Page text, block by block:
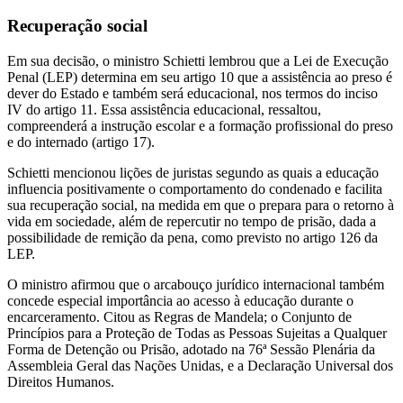
Recuperação ​​social
Em sua decisão, o ministro Schietti lembrou que a Lei de Execução
Penal (LEP) determina em seu artigo 10 que a assistência ao preso é
dever do Estado e também será educacional, nos termos do inciso
IV do artigo 11. Essa assistência educacional, ressaltou,
compreenderá a instrução escolar e a formação profissional do preso
e do internado (artigo 17).
Schietti mencionou lições de juristas segundo as quais a educação
influencia positivamente o comportamento do condenado e facilita
sua recuperação social, na medida em que o prepara para o retorno à
vida em sociedade, além de repercutir no tempo de prisão, dada a
possibilidade de remição da pena, como previsto no artigo 126 da
LEP.
O ministro afirmou que o arcabouço jurídico internacional também
concede especial importância ao acesso à educação durante o
encarceramento. Citou as Regras de Mandela; o Conjunto de
Princípios para a Proteção de Todas as Pessoas Sujeitas a Qualquer
Forma de Detenção ou Prisão, adotado na 76ª Sessão Plenária da
Assembleia Geral das Nações Unidas, e a Declaração Universal dos
Direitos Humanos.